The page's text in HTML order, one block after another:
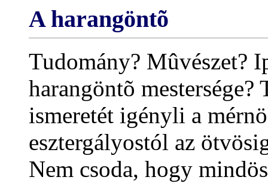
A harangöntõ
Tudomány? Mûvészet?
harangöntõ mestersége?
ismeretét igényli a
esztergályostól az
Nem csoda, hogy